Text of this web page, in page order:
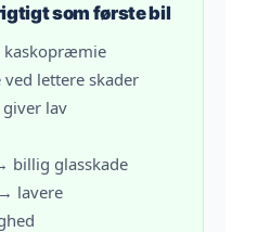
som første bil
lettere skader
lav
billig glasskade
lavere